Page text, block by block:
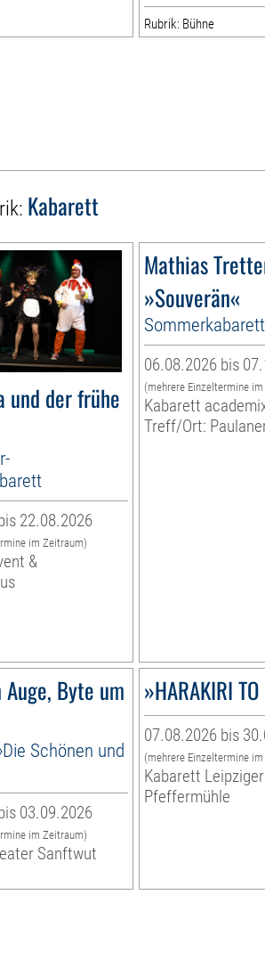
Rubrik: Bühne
Kabarett
und der frühe
22.08.2026
im Zeitraum)
&
Mathias
»Souverän«
Sommerkabarett
06.08.2026 bis
(mehrere Einzeltermine
Kabarett
Treff/Ort:
Byte um
Schönen und
03.09.2026
im Zeitraum)
Sanftwut
»HARAKIRI TO
07.08.2026 bis
(mehrere Einzeltermine
Kabarett Leipziger
Pfeffermühle